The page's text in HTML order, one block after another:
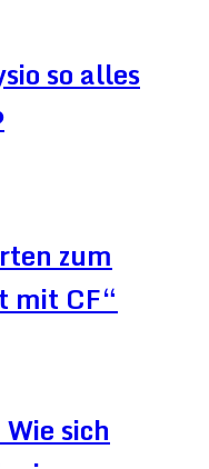
so alles
zum
mit CF“
sich